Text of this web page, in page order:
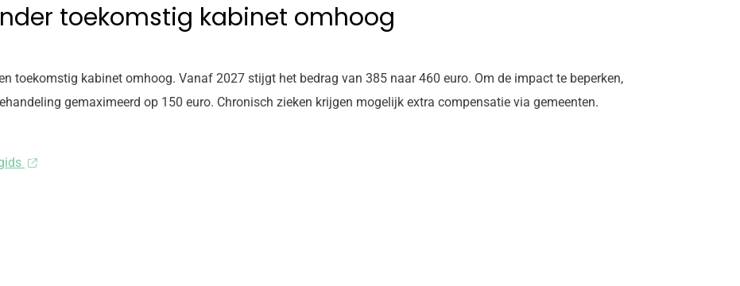
toekomstig kabinet omhoog
toekomstig kabinet omhoog. Vanaf 2027 stijgt het bedrag van 385 naar 460 euro. Om de impact te beperken,
gemaximeerd op 150 euro. Chronisch zieken krijgen mogelijk extra compensatie via gemeenten.